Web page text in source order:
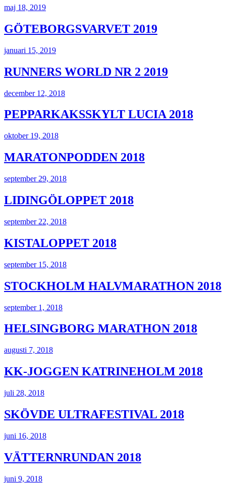
maj 18, 2019
GÖTEBORGSVARVET 2019
januari 15, 2019
RUNNERS WORLD NR 2 2019
december 12, 2018
PEPPARKAKSSKYLT LUCIA 2018
oktober 19, 2018
MARATONPODDEN 2018
september 29, 2018
LIDINGÖLOPPET 2018
september 22, 2018
KISTALOPPET 2018
september 15, 2018
STOCKHOLM HALVMARATHON 2018
september 1, 2018
HELSINGBORG MARATHON 2018
augusti 7, 2018
KK-JOGGEN KATRINEHOLM 2018
juli 28, 2018
SKÖVDE ULTRAFESTIVAL 2018
juni 16, 2018
VÄTTERNRUNDAN 2018
juni 9, 2018